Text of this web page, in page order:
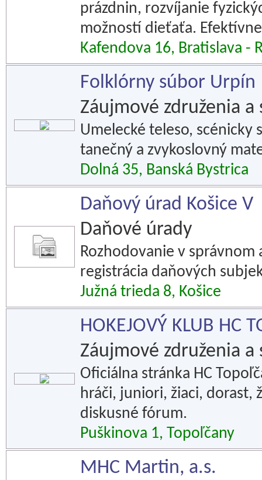
prázdnin, rozvíjanie
možností dieťaťa.
Kafendova 16, Bratislava -
Folklórny súbor Urpín
Záujmové združenia a
Umelecké teleso,
tanečný a zvykoslovný
Dolná 35, Banská Bystrica
Daňový úrad Košice V
Daňové úrady
Rozhodovanie v
registrácia daňových
Južná trieda 8, Košice
HOKEJOVÝ KLUB HC
Záujmové združenia a
Oficiálna stránka HC
hráči, juniori, žiaci, dorast,
diskusné fórum.
Puškinova 1, Topoľčany
MHC Martin, a.s.